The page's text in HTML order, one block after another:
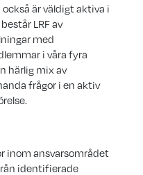
är väldigt aktiva i
LRF av
med
i våra fyra
härlig mix av
frågor i en aktiv
inom ansvarsområdet
identifierade